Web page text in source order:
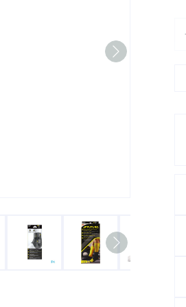
larger imageView larger imageView larger image